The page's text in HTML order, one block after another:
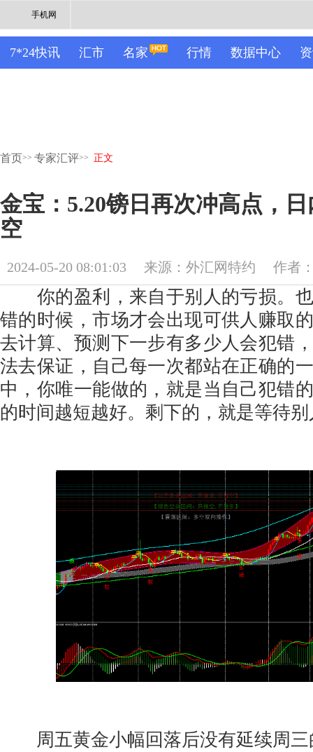
手机网
7*24快讯 汇市 名家 行情 数据中心
首页>> 专家汇评>> 正文
金宝：5.20镑日再次冲高点，日
空
2024-05-20 08:01:03 来源：外汇网特约 作者
你的盈利，来自于别人的亏损。也
错的时候，市场才会出现可供人赚取
去计算、预测下一步有多少人会犯错
法去保证，自己每一次都站在正确的
中，你唯一能做的，就是当自己犯错
的时间越短越好。剩下的，就是等待
周五黄金小幅回落后没有延续周三